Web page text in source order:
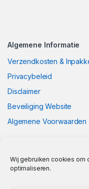
Wij gebruiken cookies om
optimaliseren.
Algemene Informatie
Verzendkosten &
Privacybeleid
Disclaimer
Beveiliging Website
Algemene Voorwaarden